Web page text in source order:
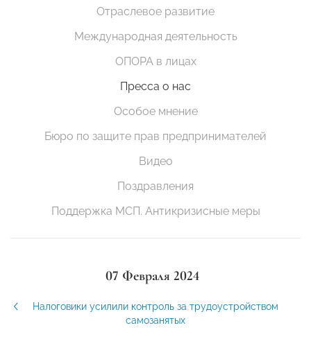
Отраслевое развитие
Международная деятельность
ОПОРА в лицах
Пресса о нас
Особое мнение
Бюро по защите прав предпринимателей
Видео
Поздравления
Поддержка МСП. Антикризисные меры
07 Февраля 2024
Налоговики усилили контроль за трудоустройством
самозанятых